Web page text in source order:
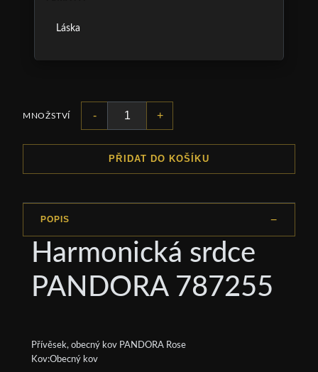
Láska
MNOŽSTVÍ - +
PŘIDAT DO KOŠÍKU
POPIS
Harmonická srdce
PANDORA 787255
Přívěsek, obecný kov PANDORA Rose
Kov:Obecný kov